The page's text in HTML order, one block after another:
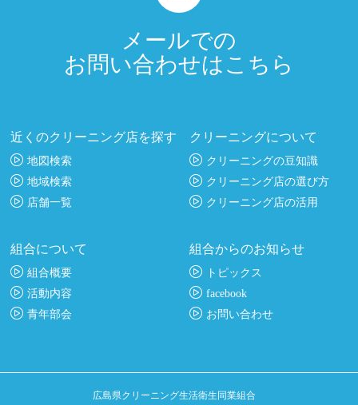
メールでの
お問い合わせはこちら
近くのクリーニング店を探す
地図検索
地域検索
店舗一覧
クリーニングについて
クリーニングの豆知識
クリーニング店の選び方
クリーニング店の活用
組合について
組合概要
活動内容
青年部会
組合からのお知らせ
トピックス
facebook
お問い合わせ
広島県クリーニング生活衛生同業組合